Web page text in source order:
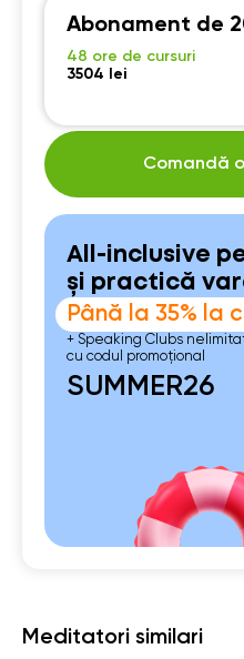
Abonament de
48 ore de cursuri
3504 lei
Comandă
All-inclusive
și practică
Până la 35% la
+ Speaking Clubs
cu codul promoțional
SUMMER26
Meditatori similari